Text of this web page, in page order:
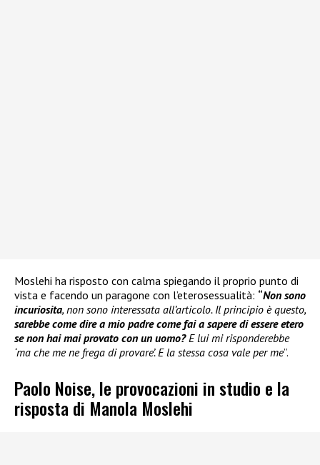
Moslehi ha risposto con calma spiegando il proprio punto di
vista e facendo un paragone con l’eterosessualità: “Non sono
incuriosita, non sono interessata all’articolo. Il principio è questo,
sarebbe come dire a mio padre come fai a sapere di essere etero
se non hai mai provato con un uomo? E lui mi risponderebbe
‘ma che me ne frega di provare’. E la stessa cosa vale per me”.
Paolo Noise, le provocazioni in studio e la
risposta di Manola Moslehi